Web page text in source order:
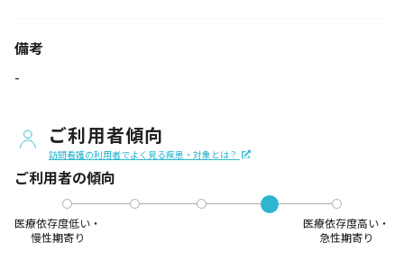
備考
-
ご利用者傾向
訪問看護の利用者でよく見る疾患・対象とは？
ご利用者の傾向
医療依存度低い・
慢性期寄り
医療依存度高い・
急性期寄り